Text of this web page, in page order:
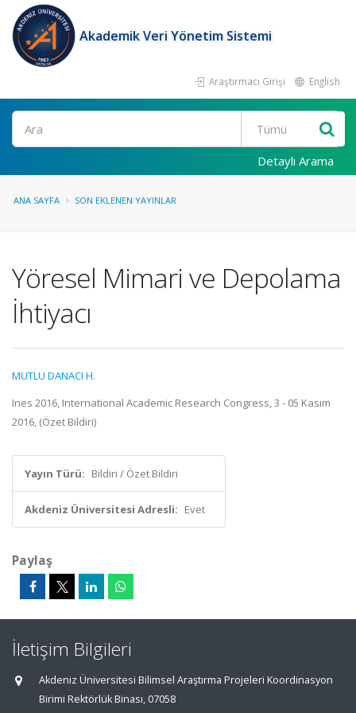
Akademik Veri Yönetim Sistemi
Araştırmacı Girişi English
Ara
Detaylı Arama
ANA SAYFA SON EKLENEN YAYINLAR
Yöresel Mimari ve Depolama
İhtiyacı
MUTLU DANACI H.
Ines 2016, International Academic Research Congress, 3 - 05 Kasım
2016, (Özet Bildiri)
Yayın Türü: Bildiri / Özet Bildiri
Akdeniz Üniversitesi Adresli: Evet
Paylaş
İletişim Bilgileri
Akdeniz Üniversitesi Bilimsel Araştırma Projeleri Koordinasyon
Birimi Rektörlük Binası, 07058